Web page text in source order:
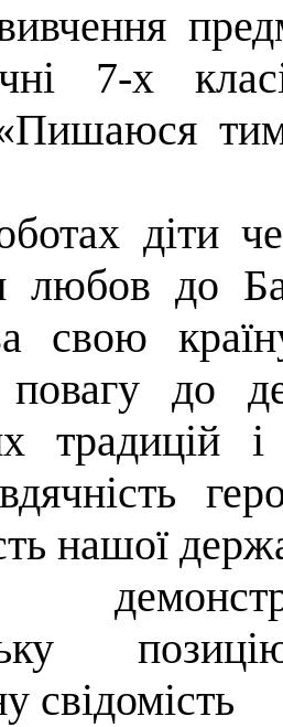
7-х
діти
любов до
свою
повагу до
традицій
нашої
свідомість